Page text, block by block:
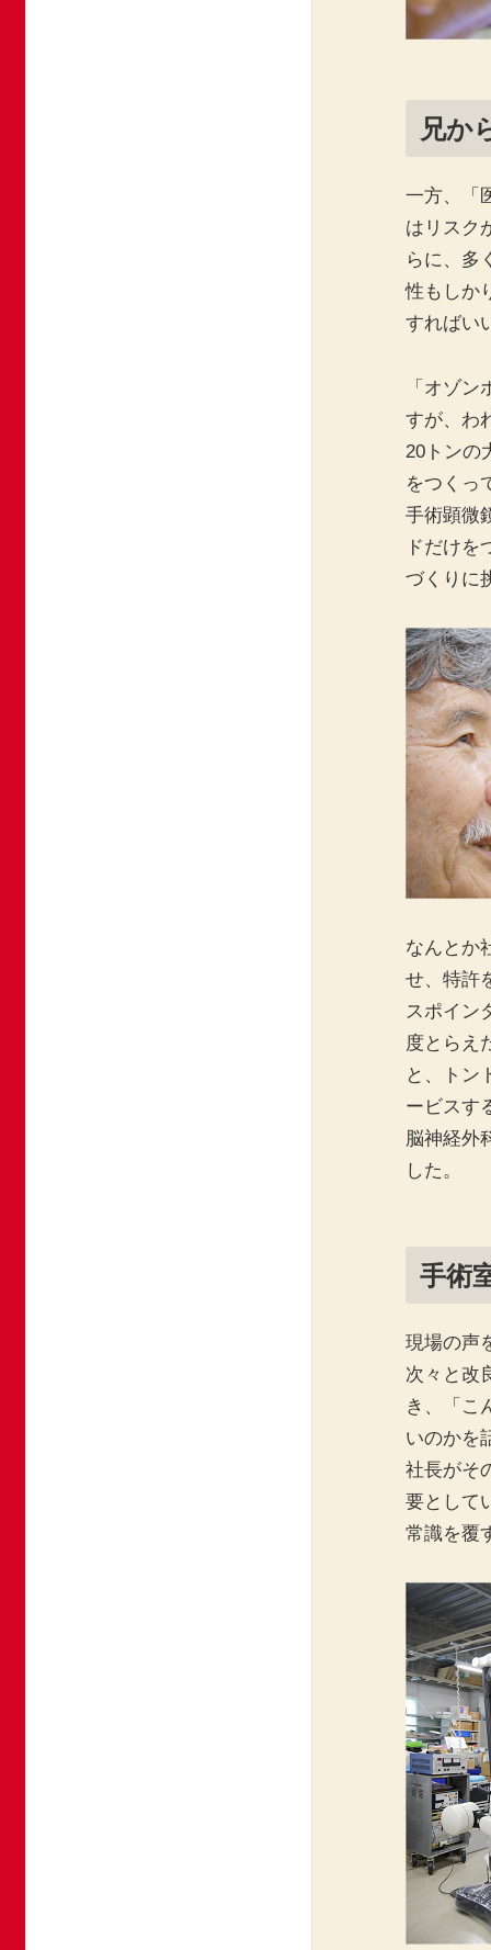
兄か
一方、「
はリスク
らに、多
性もしか
すればい
「オゾ
すが、わ
20トンの
をつくっ
手術顕微
ドだけを
づくりに
なんとか
せ、特許
スポイン
度とらえ
と、トン
ービスす
脳神経外
した。
手術
現場の声
次々と改
き、「こ
いのかを
社長がそ
要として
常識を覆